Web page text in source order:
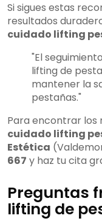
Si sigues estas
resultados
cuidado lifting
"El
lifting de
mantener la
pestañas."
Para encontrar los
cuidado lifting
Estética
667 y haz tu cita
Preguntas
lifting de